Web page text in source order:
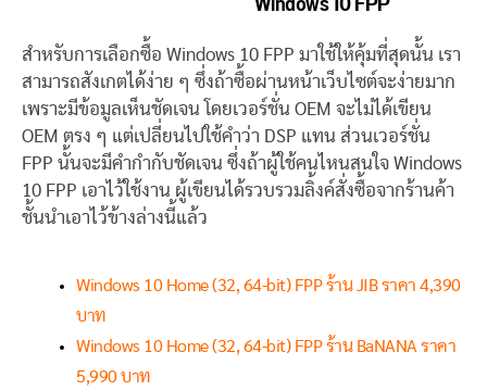
สำหรับการเลือกซื้อ Windows 10 FPP มาใช้ให้คุ้มที่สุดนั้น เรา
สามารถสังเกตได้ง่าย ๆ ซึ่งถ้าซื้อผ่านหน้าเว็บไซต์จะง่ายมาก
เพราะมีข้อมูลเห็นชัดเจน โดยเวอร์ชั่น OEM จะไม่ได้เขียน
OEM ตรง ๆ แต่เปลี่ยนไปใช้คำว่า DSP แทน ส่วนเวอร์ชั่น
FPP นั้นจะมีคำกำกับชัดเจน ซึ่งถ้าผู้ใช้คนไหนสนใจ Windows
10 FPP เอาไว้ใช้งาน ผู้เขียนได้รวบรวมลิ้งค์สั่งซื้อจากร้านค้า
ชั้นนำเอาไว้ข้างล่างนี้แล้ว
Windows 10 Home (32, 64-bit) FPP ร้าน JIB ราคา 4,390
บาท
Windows 10 Home (32, 64-bit) FPP ร้าน BaNANA ราคา
5,990 บาท